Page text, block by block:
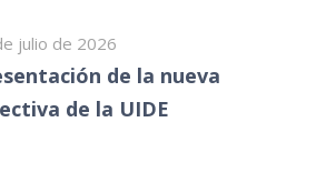
julio de 2026
de la nueva
de la UIDE